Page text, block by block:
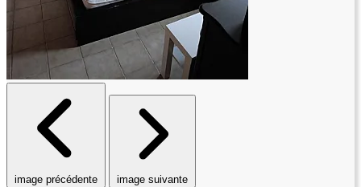
image précédente image suivante